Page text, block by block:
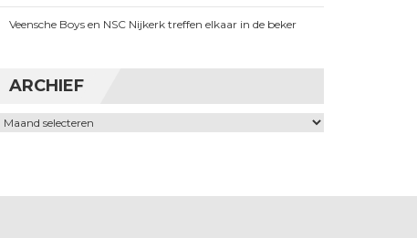
Veensche Boys en NSC Nijkerk treffen elkaar in de beker
ARCHIEF
Archief